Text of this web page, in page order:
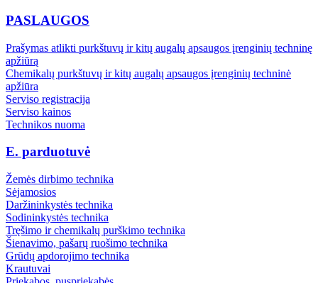
PASLAUGOS
Prašymas atlikti purkštuvų ir kitų augalų apsaugos įrenginių techninę
apžiūrą
Chemikalų purkštuvų ir kitų augalų apsaugos įrenginių techninė
apžiūra
Serviso registracija
Serviso kainos
Technikos nuoma
E. parduotuvė
Žemės dirbimo technika
Sėjamosios
Daržininkystės technika
Sodininkystės technika
Tręšimo ir chemikalų purškimo technika
Šienavimo, pašarų ruošimo technika
Grūdų apdorojimo technika
Krautuvai